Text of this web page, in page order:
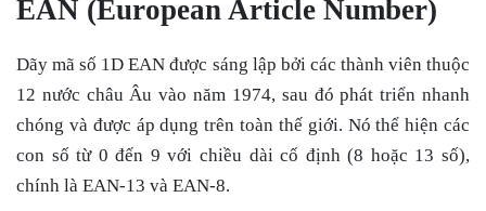
EAN (European Article Number)
Dãy mã số 1D EAN được sáng lập bởi các thành viên thuộc
12 nước châu Âu vào năm 1974, sau đó phát triển nhanh
chóng và được áp dụng trên toàn thế giới. Nó thể hiện các
con số từ 0 đến 9 với chiều dài cố định (8 hoặc 13 số),
chính là EAN-13 và EAN-8.